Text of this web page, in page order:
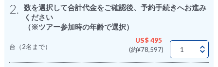
2.
数を選択して合計代金をご確認後、予約手続きへお進み
ください
（※ツアー参加時の年齢で選択）
台（2名まで）
US$ 495
(約¥78,597)